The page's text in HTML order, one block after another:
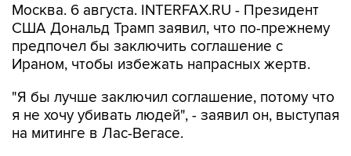
Москва. 6 августа. INTERFAX.RU - Президент
США Дональд Трамп заявил, что по-прежнему
предпочел бы заключить соглашение с
Ираном, чтобы избежать напрасных жертв.
"Я бы лучше заключил соглашение, потому что
я не хочу убивать людей", - заявил он, выступая
на митинге в Лас-Вегасе.